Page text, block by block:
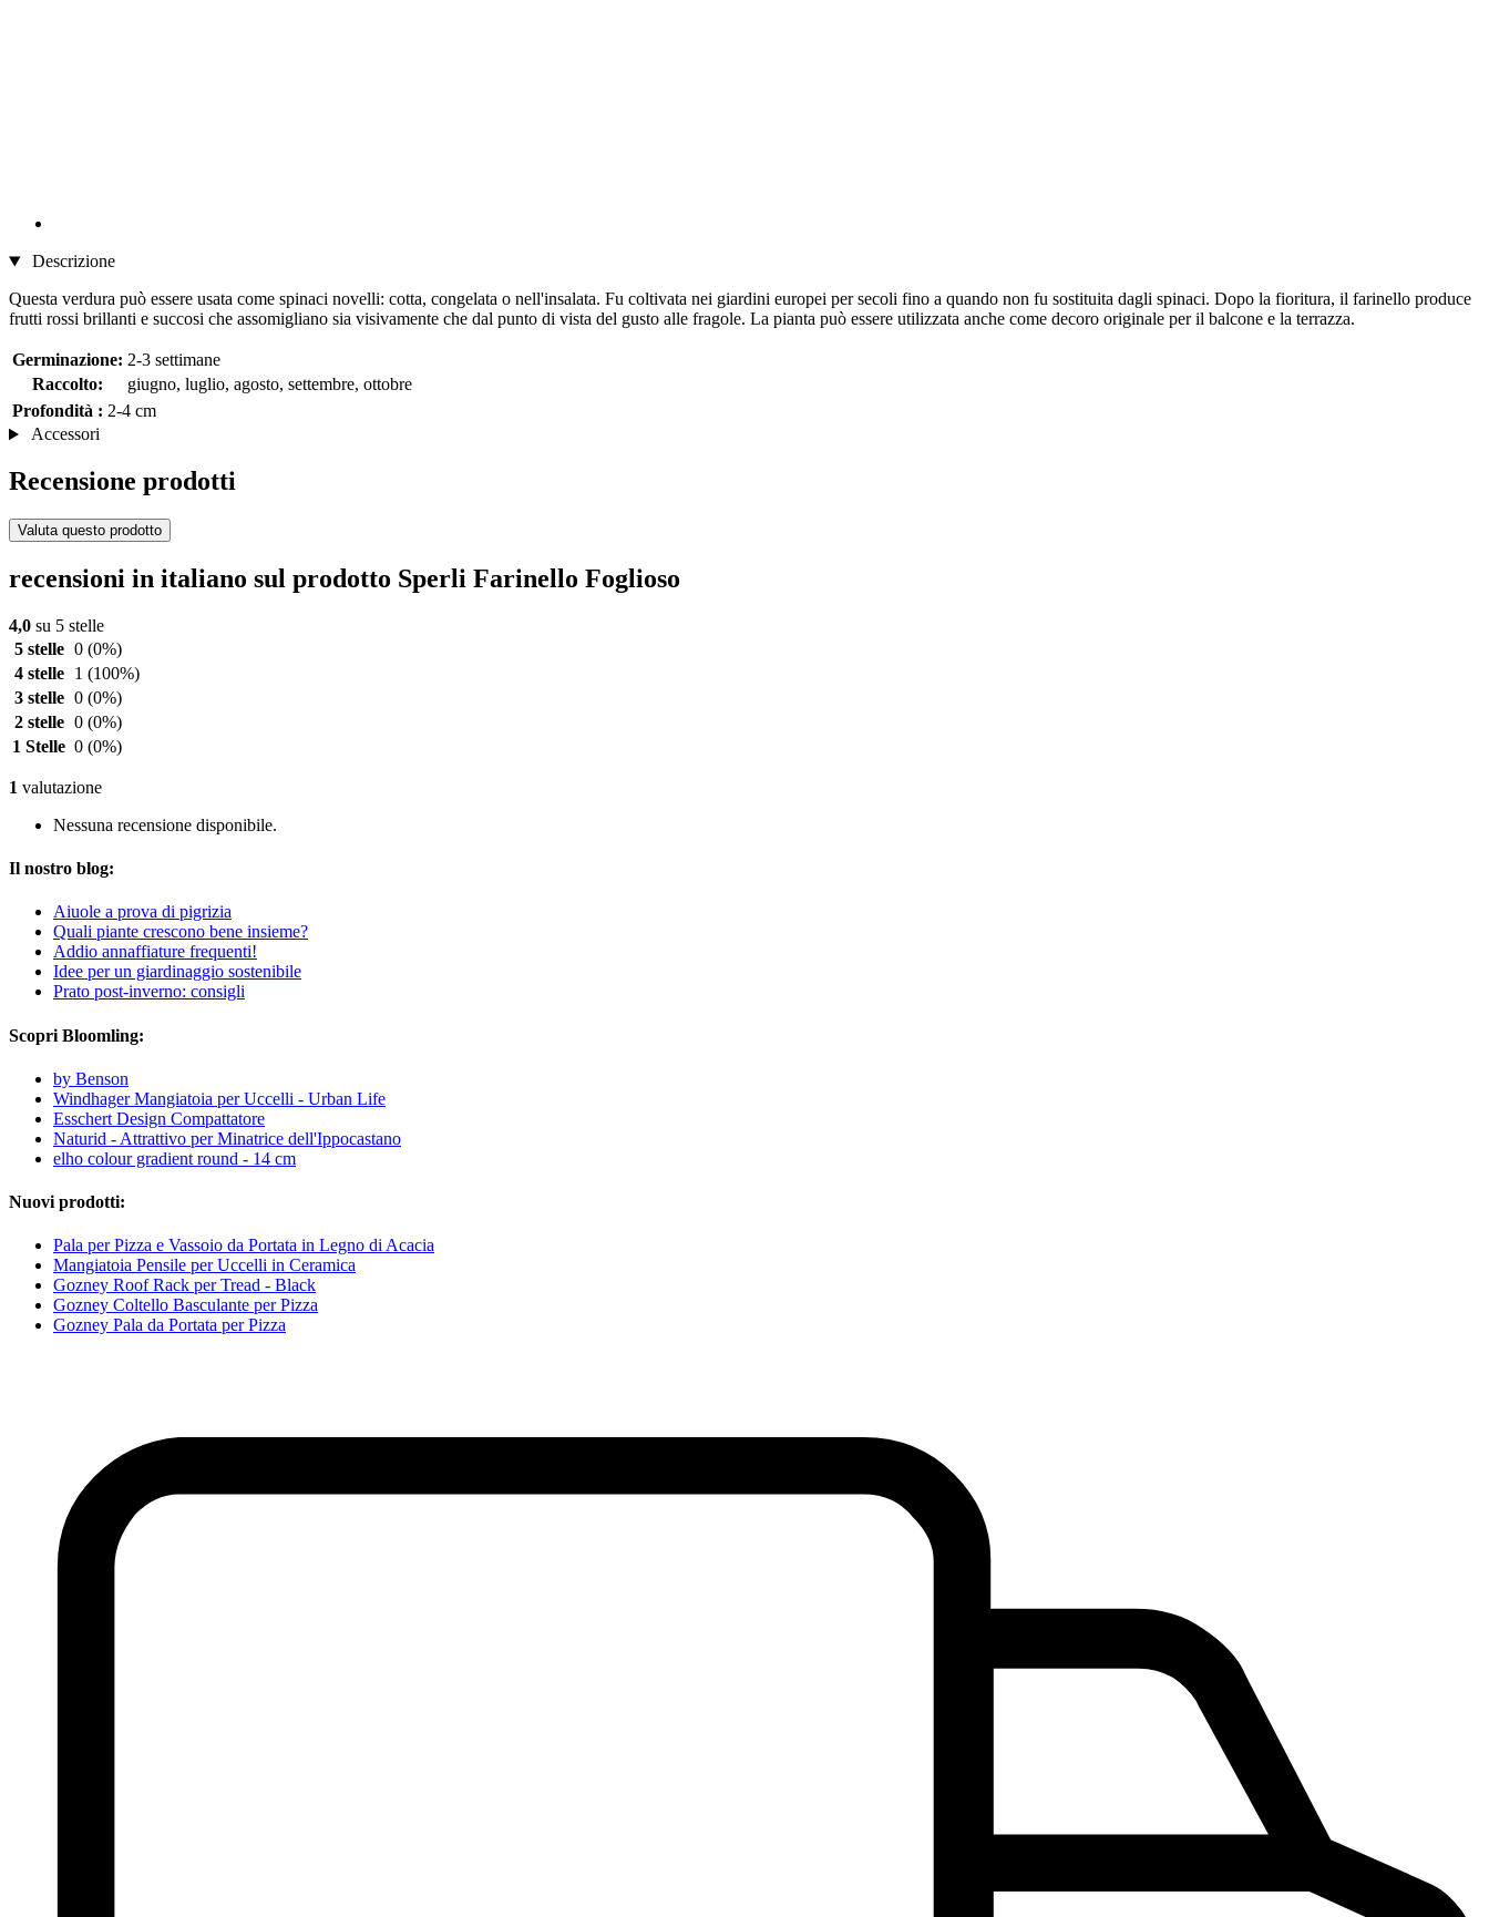
Descrizione
Questa verdura può essere usata come spinaci novelli: cotta, congelata o nell'insalata. Fu coltivata nei giardini europei per secoli fino a quando non fu sostituita dagli spinaci. Dopo la fioritura, il farinello produce
frutti rossi brillanti e succosi che assomigliano sia visivamente che dal punto di vista del gusto alle fragole. La pianta può essere utilizzata anche come decoro originale per il balcone e la terrazza.
Germinazione: 2-3 settimane
Raccolto:
giugno, luglio, agosto, settembre, ottobre
Profondità : 2-4 cm
Accessori
Recensione prodotti
Valuta questo prodotto
recensioni in italiano sul prodotto Sperli Farinello Foglioso
4,0 su 5 stelle
5 stelle 0 (0%)
4 stelle
1 (100%)
3 stelle 0 (0%)
2 stelle 0 (0%)
1 Stelle 0 (0%)
1 valutazione
Nessuna recensione disponibile.
Il nostro blog:
Aiuole a prova di pigrizia
Quali piante crescono bene insieme?
Addio annaffiature frequenti!
Idee per un giardinaggio sostenibile
Prato post-inverno: consigli
Scopri Bloomling:
by Benson
Windhager Mangiatoia per Uccelli - Urban Life
Esschert Design Compattatore
Naturid - Attrattivo per Minatrice dell'Ippocastano
elho colour gradient round - 14 cm
Nuovi prodotti:
Pala per Pizza e Vassoio da Portata in Legno di Acacia
Mangiatoia Pensile per Uccelli in Ceramica
Gozney Roof Rack per Tread - Black
Gozney Coltello Basculante per Pizza
Gozney Pala da Portata per Pizza